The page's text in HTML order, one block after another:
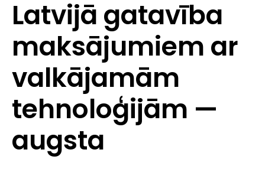
Latvijā gatavība
maksājumiem ar
valkājamām
tehnoloģijām —
augsta